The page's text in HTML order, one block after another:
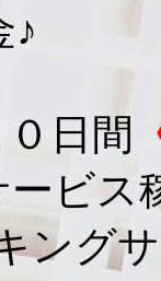
♪
日間
ービ
ング